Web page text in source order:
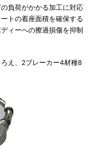
負荷がかかる加工に対応
トの着座面積を確保する
ィーへの擦過損傷を抑制
え、2ブレーカー4材種8